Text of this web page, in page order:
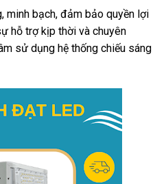
minh bạch, đảm bảo quyền lợi
hỗ trợ kịp thời và chuyên
sử dụng hệ thống chiếu sáng